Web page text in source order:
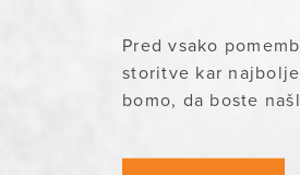
Pred vsako
storitve kar
bomo, da boste